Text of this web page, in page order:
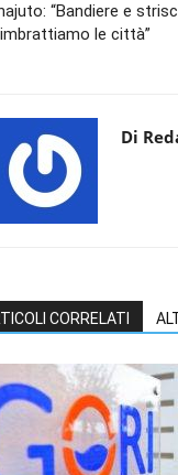
“Bandiere e
le città”
Di
CORRELATI